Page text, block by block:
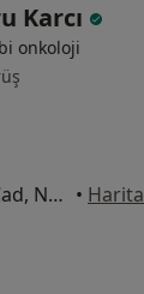
Karcı
onkoloji
Barbaros Mah, H. Ahmet Yesevi Cad, No: 149 Güneşli - Bağcılar / İstanbul, Bağcılar • Harita